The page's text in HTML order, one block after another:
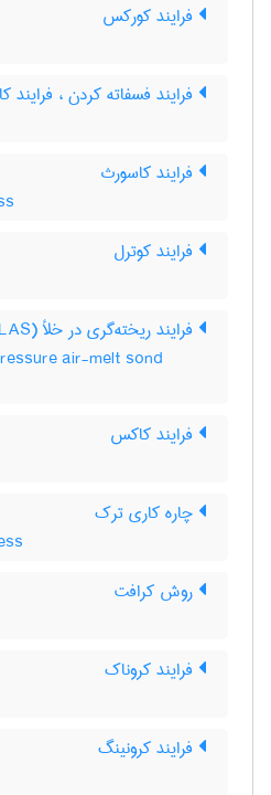
فرایند کورکس
فرایند فسفاته کردن ، فرایند
فرایند کاسورث
فرایند کوترل
فرایند ریخته‌گری در خلأ (CLAS)
air-melt sond
فرایند کاکس
چاره کاری ترک
روش کرافت
فرایند کروناک
فرایند کرونینگ